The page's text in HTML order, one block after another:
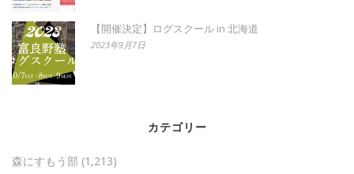
【開催決定】ログスクール in 北海道
2023年9月7日
カテゴリー
森にすもう部 (1,213)